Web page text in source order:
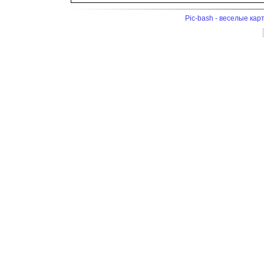
Pic-bash - веселые